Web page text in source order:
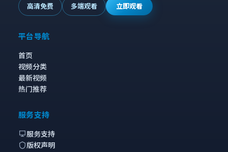
高清免费 多端观看 立即观看
平台导航
首页
视频分类
最新视频
热门推荐
服务支持
服务支持
版权声明